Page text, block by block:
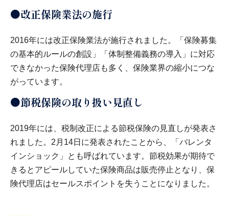
●改正保険業法の施行
2016年には改正保険業法が施行されました。「保険募集
の基本的ルールの創設」「体制整備義務の導入」に対応
できなかった保険代理店も多く、保険業界の縮小につな
がっています。
●節税保険の取り扱い見直し
2019年には、税制改正による節税保険の見直しが発表さ
れました。2月14日に発表されたことから、「バレンタ
インショック」とも呼ばれています。節税効果が期待で
きるとアピールしていた保険商品は販売停止となり、保
険代理店はセールスポイントを失うことになりました。